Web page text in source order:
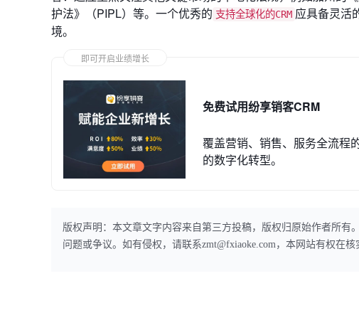
护法》（PIPL）等。一个优秀的 支持全球化的CRM 应具备灵活
境。
即可开启业绩增长
免费试用纷享销客CRM
覆盖营销、销售、服务全流程
的数字化转型。
版权声明：本文章文字内容来自第三方投稿，版权归原始作者所
问题或争议。如有侵权，请联系zmt@fxiaoke.com，本网站有权在核